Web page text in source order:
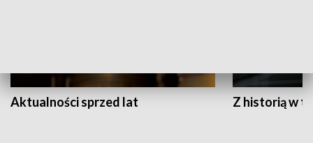
Aktualności sprzed lat Z historią w